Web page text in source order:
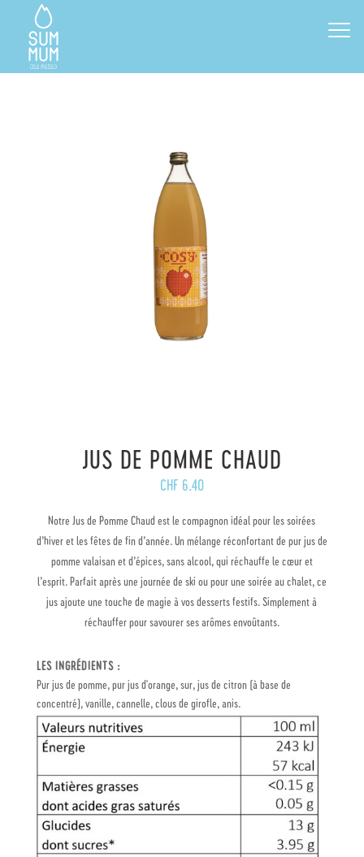
JUS DE POMME CHAUD
CHF 6.40
Notre Jus de Pomme Chaud est le compagnon idéal pour les soirées
d’hiver et les fêtes de fin d’année. Un mélange réconfortant de pur jus de
pomme valaisan et d’épices, sans alcool, qui réchauffe le cœur et
l’esprit. Parfait après une journée de ski ou pour une soirée au chalet, ce
jus ajoute une touche de magie à vos desserts festifs. Simplement à
réchauffer pour savourer ses arômes envoûtants.
LES INGRÉDIENTS :
Pur jus de pomme, pur jus d'orange, sur, jus de citron (à base de
concentré), vanille, cannelle, clous de girofle, anis.